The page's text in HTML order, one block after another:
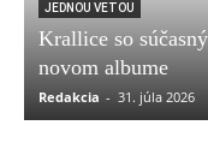
JEDNOU VETOU
Krallice so
novom albume
Redakcia - 31. júla 2026